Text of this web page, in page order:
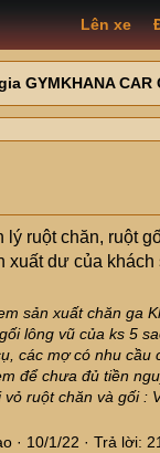
Lên xe
GYMKHANA CAR
lý ruột chăn, ruột
xuất dư của khách
sản xuất chăn ga
lông vũ của ks 5
các mợ có nhu cầu
để chưa đủ tiền
ruột chăn và gối :
10/1/22 Trả lời: